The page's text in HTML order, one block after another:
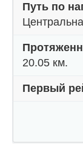
Путь по
20.05 км.
Первый